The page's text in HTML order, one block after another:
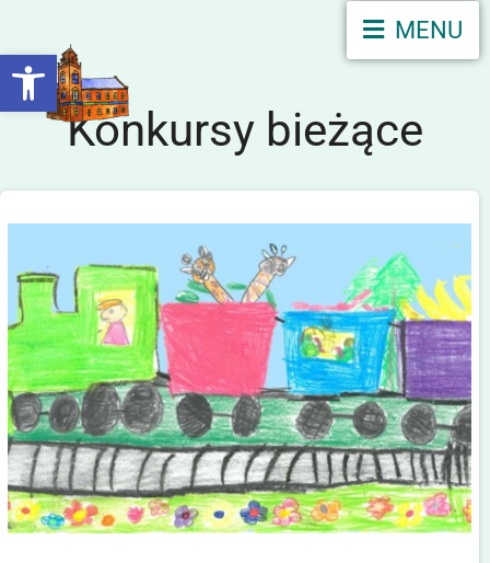
Otwórz pasek narzędzi
MENU
Konkursy bieżące